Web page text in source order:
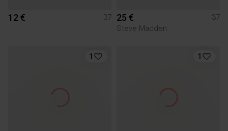
12 € 37 25 €
37
Steve Madden
1 1